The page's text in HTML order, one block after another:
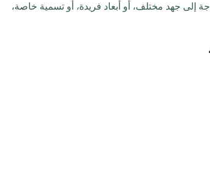
إلى جهد مختلف، أو أبعاد فريدة، أو تسمية خاصة،